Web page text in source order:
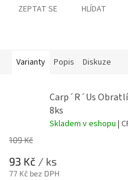
ZEPTAT SE HLÍDAT
Varianty Popis Diskuze
Carp´R´Us
8ks
Skladem v eshopu |
109 Kč
93 Kč / ks
77 Kč bez DPH